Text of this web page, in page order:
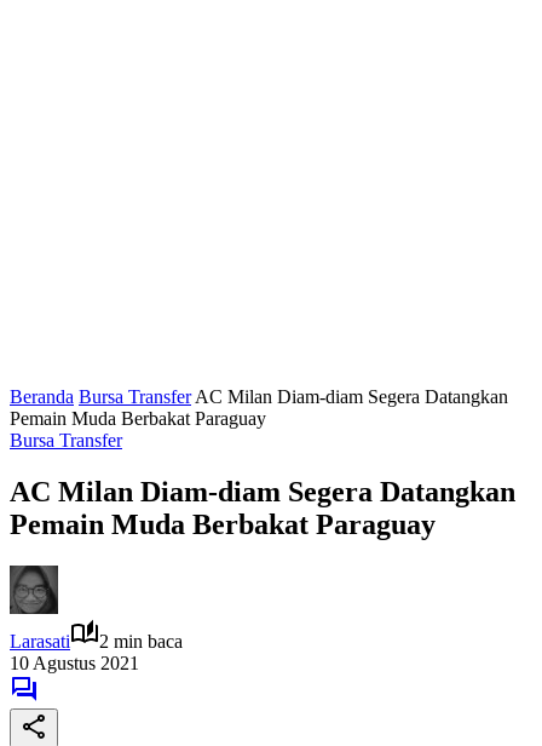
Beranda Bursa Transfer AC Milan Diam-diam Segera Datangkan
Pemain Muda Berbakat Paraguay
Bursa Transfer
AC Milan Diam-diam Segera Datangkan
Pemain Muda Berbakat Paraguay
Larasati
2 min baca
10 Agustus 2021